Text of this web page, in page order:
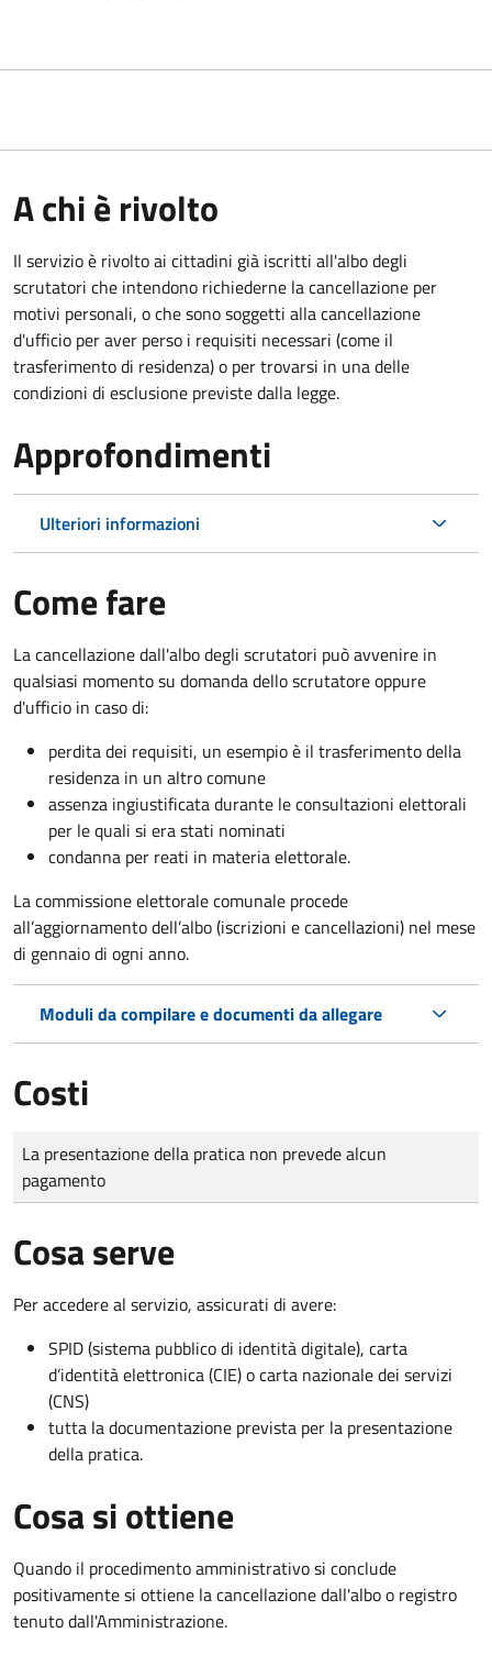
A chi è rivolto
Il servizio è rivolto ai cittadini già iscritti all'albo degli
scrutatori che intendono richiederne la cancellazione per
motivi personali, o che sono soggetti alla cancellazione
d'ufficio per aver perso i requisiti necessari (come il
trasferimento di residenza) o per trovarsi in una delle
condizioni di esclusione previste dalla legge.
Approfondimenti
Ulteriori informazioni
Come fare
La cancellazione dall'albo degli scrutatori può avvenire in
qualsiasi momento su domanda dello scrutatore oppure
d'ufficio in caso di:
perdita dei requisiti, un esempio è il trasferimento della
residenza in un altro comune
assenza ingiustificata durante le consultazioni elettorali
per le quali si era stati nominati
condanna per reati in materia elettorale.
La commissione elettorale comunale procede
all’aggiornamento dell’albo (iscrizioni e cancellazioni) nel mese
di gennaio di ogni anno.
Moduli da compilare e documenti da allegare
Costi
Tipo di pagamento
Importo
La presentazione della pratica non prevede alcun
pagamento
Cosa serve
Per accedere al servizio, assicurati di avere:
SPID (sistema pubblico di identità digitale), carta
d’identità elettronica (CIE) o carta nazionale dei servizi
(CNS)
tutta la documentazione prevista per la presentazione
della pratica.
Cosa si ottiene
Quando il procedimento amministrativo si conclude
positivamente si ottiene la cancellazione dall'albo o registro
tenuto dall'Amministrazione.